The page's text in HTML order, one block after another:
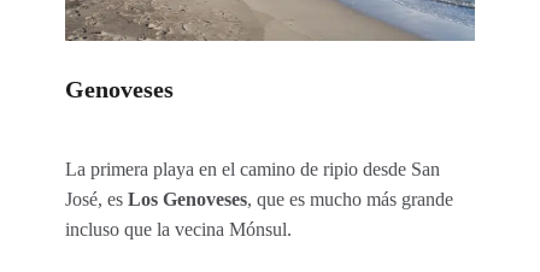
Genoveses
La primera playa en el camino de ripio desde San
José, es Los Genoveses, que es mucho más grande
incluso que la vecina Mónsul.